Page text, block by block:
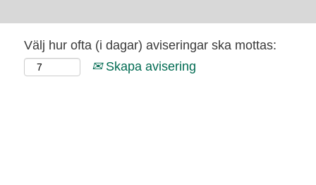
Välj hur ofta (i dagar) aviseringar ska mottas:
Skapa avisering